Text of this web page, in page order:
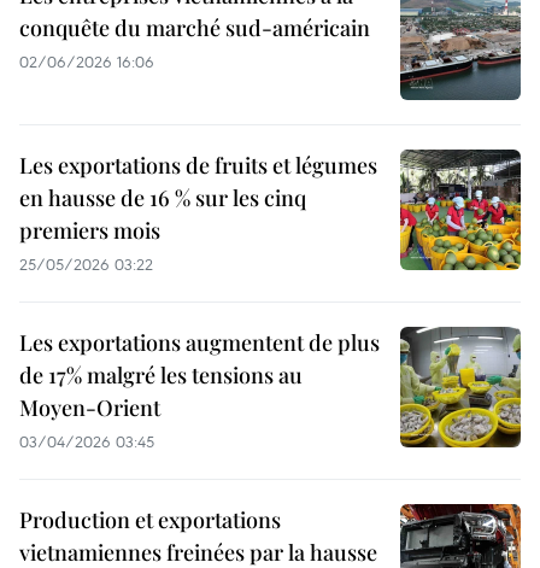
conquête du marché sud-américain
02/06/2026 16:06
Les exportations de fruits et légumes
en hausse de 16 % sur les cinq
premiers mois
25/05/2026 03:22
Les exportations augmentent de plus
de 17% malgré les tensions au
Moyen-Orient
03/04/2026 03:45
Production et exportations
vietnamiennes freinées par la hausse